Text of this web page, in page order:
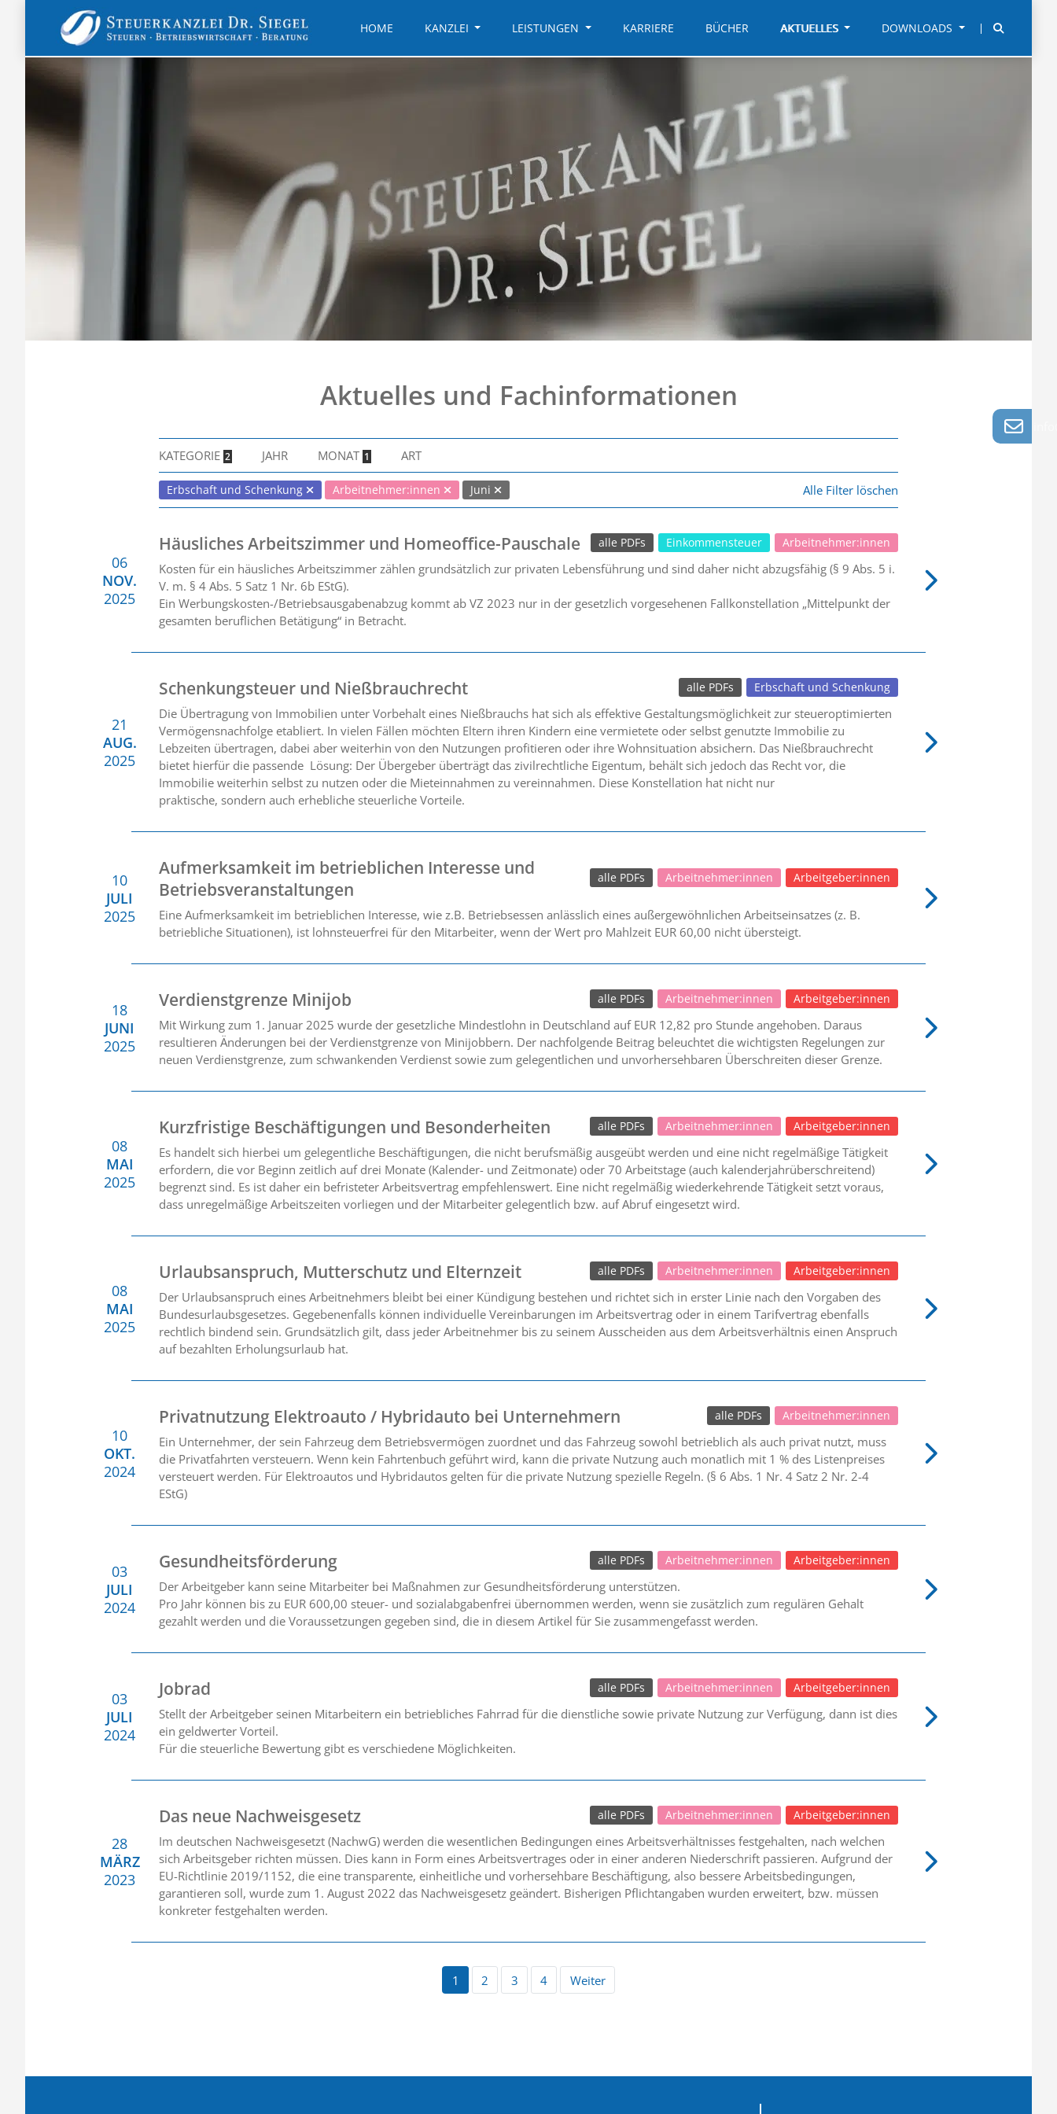
HOME KANZLEI LEISTUNGEN KARRIERE BÜCHER AKTUELLES DOWNLOADS
Aktuelles und Fachinformationen
KATEGORIE 2 JAHR MONAT 1 ART
Erbschaft und Schenkung Arbeitnehmer:innen Juni Alle Filter löschen
06
NOV.
2025
Häusliches Arbeitszimmer und Homeoffice-Pauschale Arbeitnehmer:innen
Einkommensteuer
alle PDFs
Kosten für ein häusliches Arbeitszimmer zählen grundsätzlich zur privaten Lebensführung und sind daher nicht abzugsfähig (§ 9 Abs. 5 i.
V. m. § 4 Abs. 5 Satz 1 Nr. 6b EStG).
Ein Werbungskosten-/Betriebsausgabenabzug kommt ab VZ 2023 nur in der gesetzlich vorgesehenen Fallkonstellation „Mittelpunkt der
gesamten beruflichen Betätigung“ in Betracht.
21
AUG.
2025
Schenkungsteuer und Nießbrauchrecht Erbschaft und Schenkung
alle PDFs
Die Übertragung von Immobilien unter Vorbehalt eines Nießbrauchs hat sich als effektive Gestaltungsmöglichkeit zur steueroptimierten
Vermögensnachfolge etabliert. In vielen Fällen möchten Eltern ihren Kindern eine vermietete oder selbst genutzte Immobilie zu
Lebzeiten übertragen, dabei aber weiterhin von den Nutzungen profitieren oder ihre Wohnsituation absichern. Das Nießbrauchrecht
bietet hierfür die passende Lösung: Der Übergeber überträgt das zivilrechtliche Eigentum, behält sich jedoch das Recht vor, die
Immobilie weiterhin selbst zu nutzen oder die Mieteinnahmen zu vereinnahmen. Diese Konstellation hat nicht nur
praktische, sondern auch erhebliche steuerliche Vorteile.
10
JULI
2025
Aufmerksamkeit im betrieblichen Interesse und
Betriebsveranstaltungen
Arbeitgeber:innen
Arbeitnehmer:innen
alle PDFs
Eine Aufmerksamkeit im betrieblichen Interesse, wie z.B. Betriebsessen anlässlich eines außergewöhnlichen Arbeitseinsatzes (z. B.
betriebliche Situationen), ist lohnsteuerfrei für den Mitarbeiter, wenn der Wert pro Mahlzeit EUR 60,00 nicht übersteigt.
18
JUNI
2025
Verdienstgrenze Minijob Arbeitgeber:innen
Arbeitnehmer:innen
alle PDFs
Mit Wirkung zum 1. Januar 2025 wurde der gesetzliche Mindestlohn in Deutschland auf EUR 12,82 pro Stunde angehoben. Daraus
resultieren Änderungen bei der Verdienstgrenze von Minijobbern. Der nachfolgende Beitrag beleuchtet die wichtigsten Regelungen zur
neuen Verdienstgrenze, zum schwankenden Verdienst sowie zum gelegentlichen und unvorhersehbaren Überschreiten dieser Grenze.
08
MAI
2025
Kurzfristige Beschäftigungen und Besonderheiten Arbeitgeber:innen
Arbeitnehmer:innen
alle PDFs
Es handelt sich hierbei um gelegentliche Beschäftigungen, die nicht berufsmäßig ausgeübt werden und eine nicht regelmäßige Tätigkeit
erfordern, die vor Beginn zeitlich auf drei Monate (Kalender- und Zeitmonate) oder 70 Arbeitstage (auch kalenderjahrüberschreitend)
begrenzt sind. Es ist daher ein befristeter Arbeitsvertrag empfehlenswert. Eine nicht regelmäßig wiederkehrende Tätigkeit setzt voraus,
dass unregelmäßige Arbeitszeiten vorliegen und der Mitarbeiter gelegentlich bzw. auf Abruf eingesetzt wird.
08
MAI
2025
Urlaubsanspruch, Mutterschutz und Elternzeit Arbeitgeber:innen
Arbeitnehmer:innen
alle PDFs
Der Urlaubsanspruch eines Arbeitnehmers bleibt bei einer Kündigung bestehen und richtet sich in erster Linie nach den Vorgaben des
Bundesurlaubsgesetzes. Gegebenenfalls können individuelle Vereinbarungen im Arbeitsvertrag oder in einem Tarifvertrag ebenfalls
rechtlich bindend sein. Grundsätzlich gilt, dass jeder Arbeitnehmer bis zu seinem Ausscheiden aus dem Arbeitsverhältnis einen Anspruch
auf bezahlten Erholungsurlaub hat.
10
OKT.
2024
Privatnutzung Elektroauto / Hybridauto bei Unternehmern Arbeitnehmer:innen
alle PDFs
Ein Unternehmer, der sein Fahrzeug dem Betriebsvermögen zuordnet und das Fahrzeug sowohl betrieblich als auch privat nutzt, muss
die Privatfahrten versteuern. Wenn kein Fahrtenbuch geführt wird, kann die private Nutzung auch monatlich mit 1 % des Listenpreises
versteuert werden. Für Elektroautos und Hybridautos gelten für die private Nutzung spezielle Regeln. (§ 6 Abs. 1 Nr. 4 Satz 2 Nr. 2-4
EStG)
03
JULI
2024
Gesundheitsförderung Arbeitgeber:innen
Arbeitnehmer:innen
alle PDFs
Der Arbeitgeber kann seine Mitarbeiter bei Maßnahmen zur Gesundheitsförderung unterstützen.
Pro Jahr können bis zu EUR 600,00 steuer- und sozialabgabenfrei übernommen werden, wenn sie zusätzlich zum regulären Gehalt
gezahlt werden und die Voraussetzungen gegeben sind, die in diesem Artikel für Sie zusammengefasst werden.
03
JULI
2024
Jobrad Arbeitgeber:innen
Arbeitnehmer:innen
alle PDFs
Stellt der Arbeitgeber seinen Mitarbeitern ein betriebliches Fahrrad für die dienstliche sowie private Nutzung zur Verfügung, dann ist dies
ein geldwerter Vorteil.
Für die steuerliche Bewertung gibt es verschiedene Möglichkeiten.
28
MÄRZ
2023
Das neue Nachweisgesetz Arbeitgeber:innen
Arbeitnehmer:innen
alle PDFs
Im deutschen Nachweisgesetzt (NachwG) werden die wesentlichen Bedingungen eines Arbeitsverhältnisses festgehalten, nach welchen
sich Arbeitsgeber richten müssen. Dies kann in Form eines Arbeitsvertrages oder in einer anderen Niederschrift passieren. Aufgrund der
EU-Richtlinie 2019/1152, die eine transparente, einheitliche und vorhersehbare Beschäftigung, also bessere Arbeitsbedingungen,
garantieren soll, wurde zum 1. August 2022 das Nachweisgesetz geändert. Bisherigen Pflichtangaben wurden erweitert, bzw. müssen
konkreter festgehalten werden.
1 2 3 4 Weiter